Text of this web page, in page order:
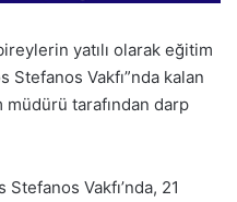
yatılı olarak eğitim
Stefanos Vakfı”nda kalan
müdürü tarafından darp
Vakfı’nda, 21